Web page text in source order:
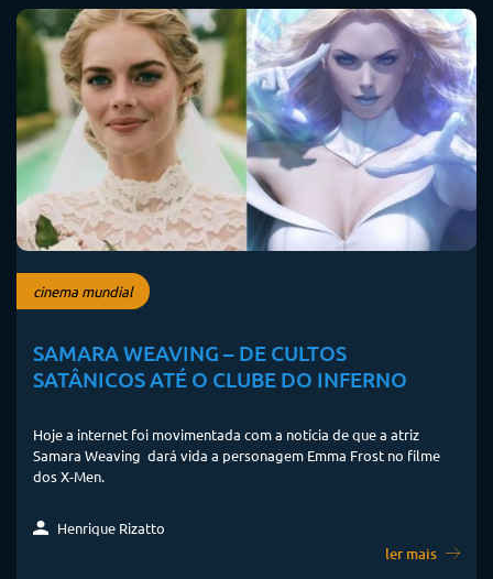
cinema mundial
SAMARA WEAVING – DE CULTOS
SATÂNICOS ATÉ O CLUBE DO INFERNO
Hoje a internet foi movimentada com a notícia de que a atriz
Samara Weaving dará vida a personagem Emma Frost no filme
dos X-Men.
Henrique Rizatto
ler mais